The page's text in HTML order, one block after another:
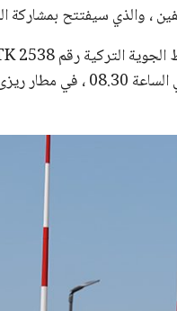
، والذي سيفتتح